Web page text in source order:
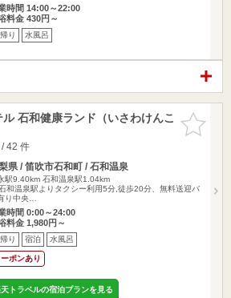
時間 14:00～22:00
料金 430円～
り 水風呂
お気に入
りに追加
石和健康ランド（いさわけんこ
42 件
県 / 笛吹市石和町 / 石和温泉
駅9.40km 石和温泉駅1.04km
和温泉駅よりタクシー利用5分,徒歩20分、無料送迎バ
り中央…
時間 0:00～24:00
料金 1,980円～
り 宿泊 水風呂
ーポンあり
トラベルの宿泊プランを見る